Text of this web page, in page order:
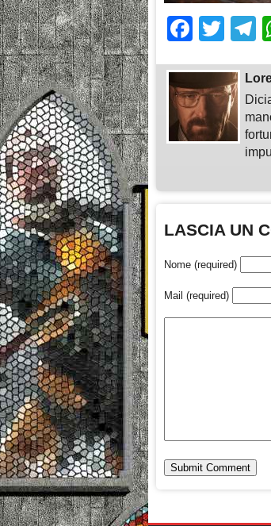
LASCIA UN
Nome (required)
Mail (required)